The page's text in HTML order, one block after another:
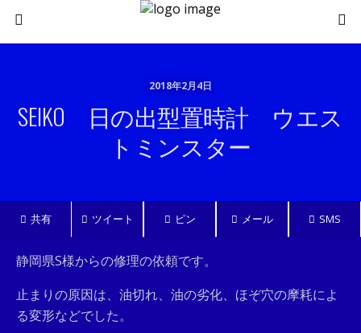
2018年2月4日
SEIKO 日の出型置時計 ウエス
トミンスター
共有 ツイート ピン メール SMS
静岡県S様からの修理の依頼です。
止まりの原因は、油切れ、油の劣化、ほぞ穴の摩耗によ
る変形などでした。